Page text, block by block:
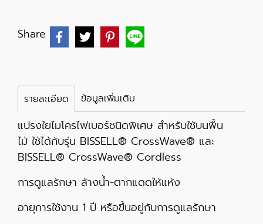
Share
รายละเอียด ข้อมูลเพิ่มเติม
แปรงใยไมโครไฟเบอร์ชนิดพิเศษ สำหรับใช้บนพื้น
ไม้ ใช้ได้กับรุ่น BISSELL® CrossWave® และ
BISSELL® CrossWave® Cordless
การดูแลรักษา ล้างน้ำ-ตากแดดให้แห้ง
อายุการใช้งาน 1 ปี หรือขึ้นอยู่กับการดูแลรักษา